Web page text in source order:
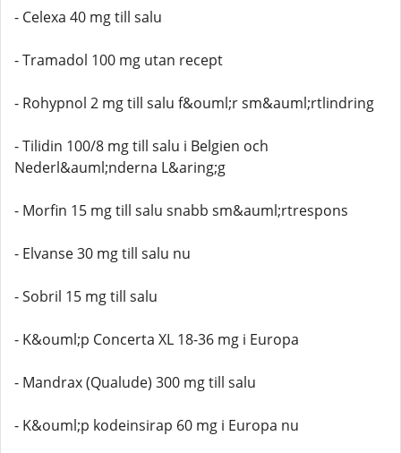
- Celexa 40 mg till salu
- Tramadol 100 mg utan recept
- Rohypnol 2 mg till salu f&ouml;r sm&auml;rtlindring
- Tilidin 100/8 mg till salu i Belgien och
Nederl&auml;nderna L&aring;g
- Morfin 15 mg till salu snabb sm&auml;rtrespons
- Elvanse 30 mg till salu nu
- Sobril 15 mg till salu
- K&ouml;p Concerta XL 18-36 mg i Europa
- Mandrax (Qualude) 300 mg till salu
- K&ouml;p kodeinsirap 60 mg i Europa nu